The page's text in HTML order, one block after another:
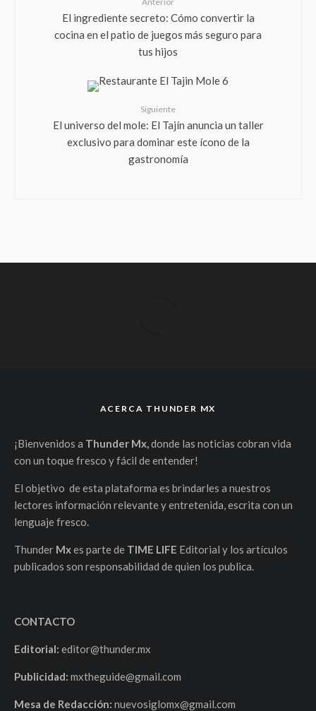
El ingrediente secreto: Cómo convertir la
cocina en el patio de juegos más seguro para
tus hijos
Siguiente
El universo del mole: El Tajín anuncia un taller
exclusivo para dominar este ícono de la
gastronomía
ACERCA THUNDER MX
¡Bienvenidos a Thunder Mx,donde las noticias cobran vida
con un toque fresco y fácil de entender!
El objetivo de esta plataforma es brindarles a nuestros
lectores información relevante y entretenida, escrita con un
lenguaje fresco.
Thunder Mxes parte de TIME LIFE Editorial y los artículos
publicados son responsabilidad de quien los publica.
CONTACTO
Editorial: editor@thunder.mx
Publicidad: mxtheguide@gmail.com
Mesa de Redacción: nuevosiglomx@gmail.com